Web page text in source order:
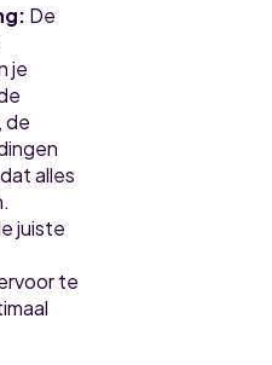
De
je
de
alles
juiste
te